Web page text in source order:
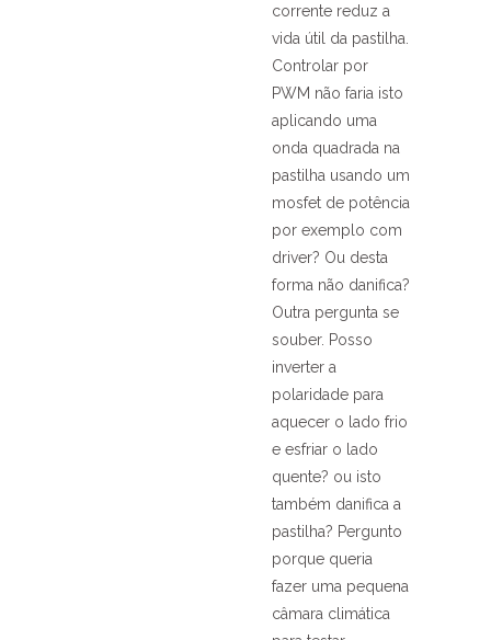
corrente reduz a
vida útil da pastilha.
Controlar por
PWM não faria isto
aplicando uma
onda quadrada na
pastilha usando um
mosfet de potência
por exemplo com
driver? Ou desta
forma não danifica?
Outra pergunta se
souber. Posso
inverter a
polaridade para
aquecer o lado frio
e esfriar o lado
quente? ou isto
também danifica a
pastilha? Pergunto
porque queria
fazer uma pequena
câmara climática